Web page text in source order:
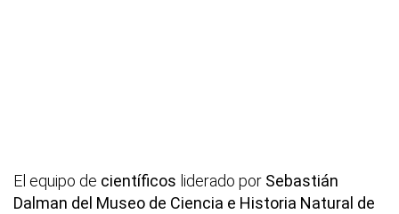
El equipo de científicos liderado por Sebastián
Dalman del Museo de Ciencia e Historia Natural de